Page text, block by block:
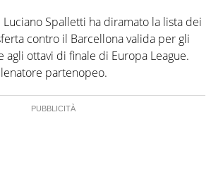
Spalletti ha diramato la lista dei
contro il Barcellona valida per gli
agli ottavi di finale di Europa League.
partenopeo.